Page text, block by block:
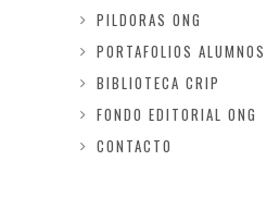
PILDORAS ONG
PORTAFOLIOS ALUMNOS
BIBLIOTECA CRIP
FONDO EDITORIAL ONG
CONTACTO